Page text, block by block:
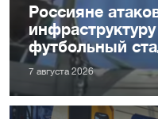
Россияне
футбольный
7 августа 2026